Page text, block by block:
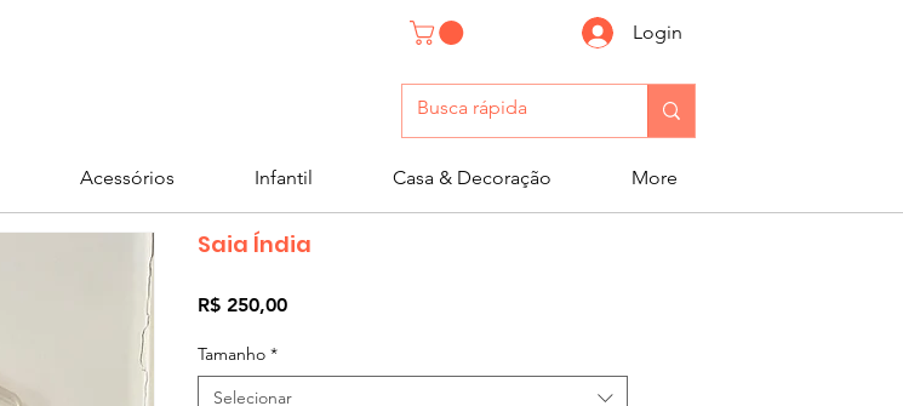
Login
Acessórios Infantil Casa & Decoração More
Saia Índia
R$ 250,00Preço
Tamanho *
Selecionar